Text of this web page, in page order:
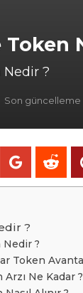
Nedir ?
Son güncelleme
?
?
Token
Ne Kadar ?